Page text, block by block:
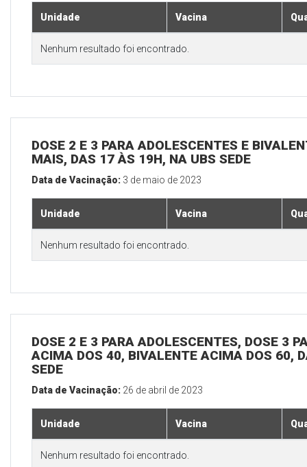
Unidade Vacina
Nenhum resultado foi encontrado.
DOSE 2 E 3 PARA ADOLESCENTES E
MAIS, DAS 17 ÀS 19H, NA UBS SEDE
Data de Vacinação: 3 de maio de 2023
Unidade Vacina
Nenhum resultado foi encontrado.
DOSE 2 E 3 PARA ADOLESCENTES, DOSE 3
ACIMA DOS 40, BIVALENTE ACIMA DOS 60,
SEDE
Data de Vacinação: 26 de abril de 2023
Unidade Vacina
Nenhum resultado foi encontrado.